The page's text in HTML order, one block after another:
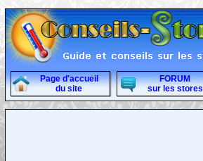
Page d'accueil
du site
FORUM
sur les stores